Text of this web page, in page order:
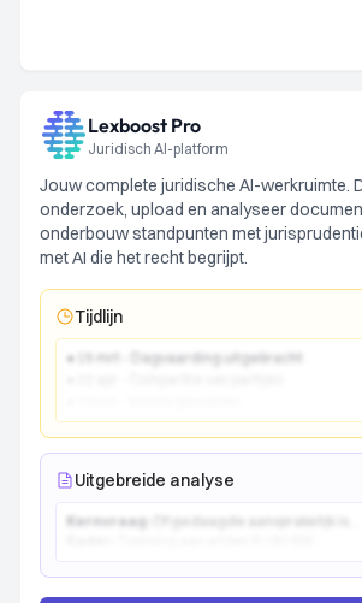
Lexboost Pro
Juridisch AI-platform
Jouw complete juridische AI-werkruimte.
onderzoek, upload en analyseer
onderbouw standpunten met
met AI die het recht begrijpt.
Tijdlijn
● 15 mrt - Dagvaarding uitgebracht
Uitgebreide analyse
Kernvraag: